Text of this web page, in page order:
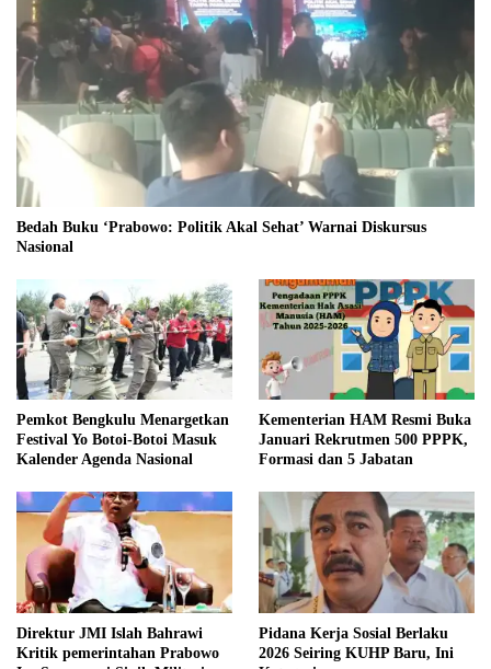
Bedah Buku ‘Prabowo: Politik Akal Sehat’ Warnai Diskursus
Nasional
Pemkot Bengkulu Menargetkan
Festival Yo Botoi-Botoi Masuk
Kalender Agenda Nasional
Kementerian HAM Resmi Buka
Januari Rekrutmen 500 PPPK,
Formasi dan 5 Jabatan
Direktur JMI Islah Bahrawi
Kritik pemerintahan Prabowo
Pidana Kerja Sosial Berlaku
2026 Seiring KUHP Baru, Ini